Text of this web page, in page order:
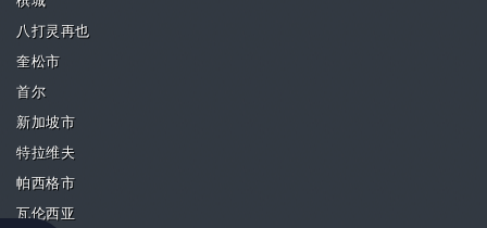
八打灵再也
奎松市
首尔
新加坡市
特拉维夫
帕西格市
瓦伦西亚